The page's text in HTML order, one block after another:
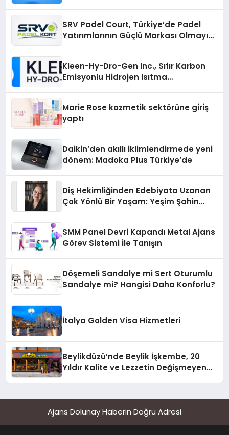
SRV Padel Court, Türkiye’de Padel
Yatırımlarının Güçlü Markası Olmayı
Kleen-Hy-Dro-Gen Inc., Sıfır Karbon
Emisyonlu Hidrojen Isıtma
Marie Rose kozmetik sektörüne giriş
yaptı
Daikin’den akıllı iklimlendirmede yeni
dönem: Madoka Plus Türkiye’de
Diş Hekimliğinden Edebiyata Uzanan
Çok Yönlü Bir Yaşam: Yeşim Şahin
SMM Panel Devri Kapandı Metal Ajans
Görev Sistemi İle Tanışın
Döşemeli Sandalye mi Sert Oturumlu
Sandalye mi? Hangisi Daha Konforlu?
İtalya Golden Visa Hizmetleri
Beylikdüzü’nde Beylik İşkembe, 20
Yıldır Kalite ve Lezzetin Değişmeyen
Ajans Dolunay Haberin Doğru Adresi